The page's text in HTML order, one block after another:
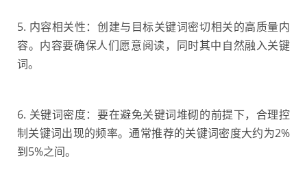
5. 内容相关性：创建与目标关键词密切相关的高质量内
容。内容要确保人们愿意阅读，同时其中自然融入关键
词。
6. 关键词密度：要在避免关键词堆砌的前提下，合理控
制关键词出现的频率。通常推荐的关键词密度大约为2%
到5%之间。